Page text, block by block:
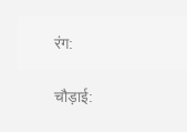
रंग:
चौड़ाई: